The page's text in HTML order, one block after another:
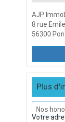
AJP
8 rue
56300
Plus
Nos
Votre